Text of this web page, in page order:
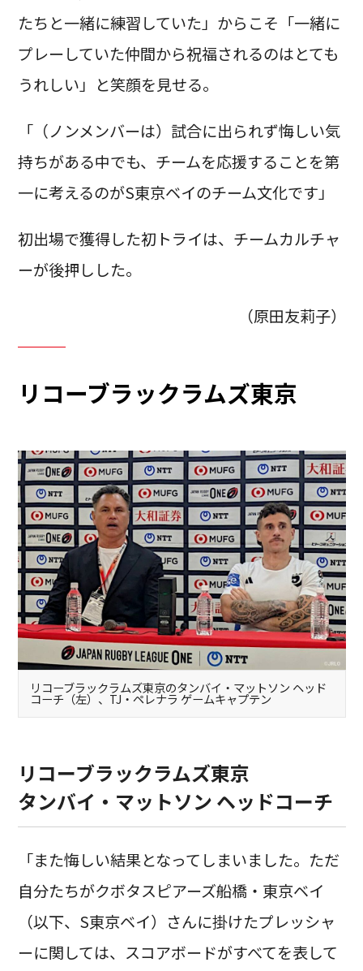
たちと一緒に練習していた」からこそ「一緒に
プレーしていた仲間から祝福されるのはとても
うれしい」と笑顔を見せる。
「（ノンメンバーは）試合に出られず悔しい気
持ちがある中でも、チームを応援することを第
一に考えるのがS東京ベイのチーム文化です」
初出場で獲得した初トライは、チームカルチャ
ーが後押しした。
（原田友莉子）
リコーブラックラムズ東京
リコーブラックラムズ東京のタンバイ・マットソン ヘッド
コーチ（左）、TJ・ペレナラ ゲームキャプテン
リコーブラックラムズ東京
タンバイ・マットソン ヘッドコーチ
「また悔しい結果となってしまいました。ただ
自分たちがクボタスピアーズ船橋・東京ベイ
（以下、S東京ベイ）さんに掛けたプレッシャ
ーに関しては、スコアボードがすべてを表して